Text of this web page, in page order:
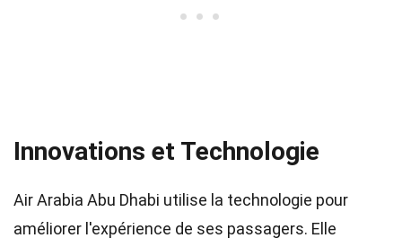
Innovations et Technologie
Air Arabia Abu Dhabi utilise la technologie pour
améliorer l'expérience de ses passagers. Elle